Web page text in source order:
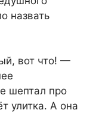
назвать
вот что! —
шептал про
улитка. А она